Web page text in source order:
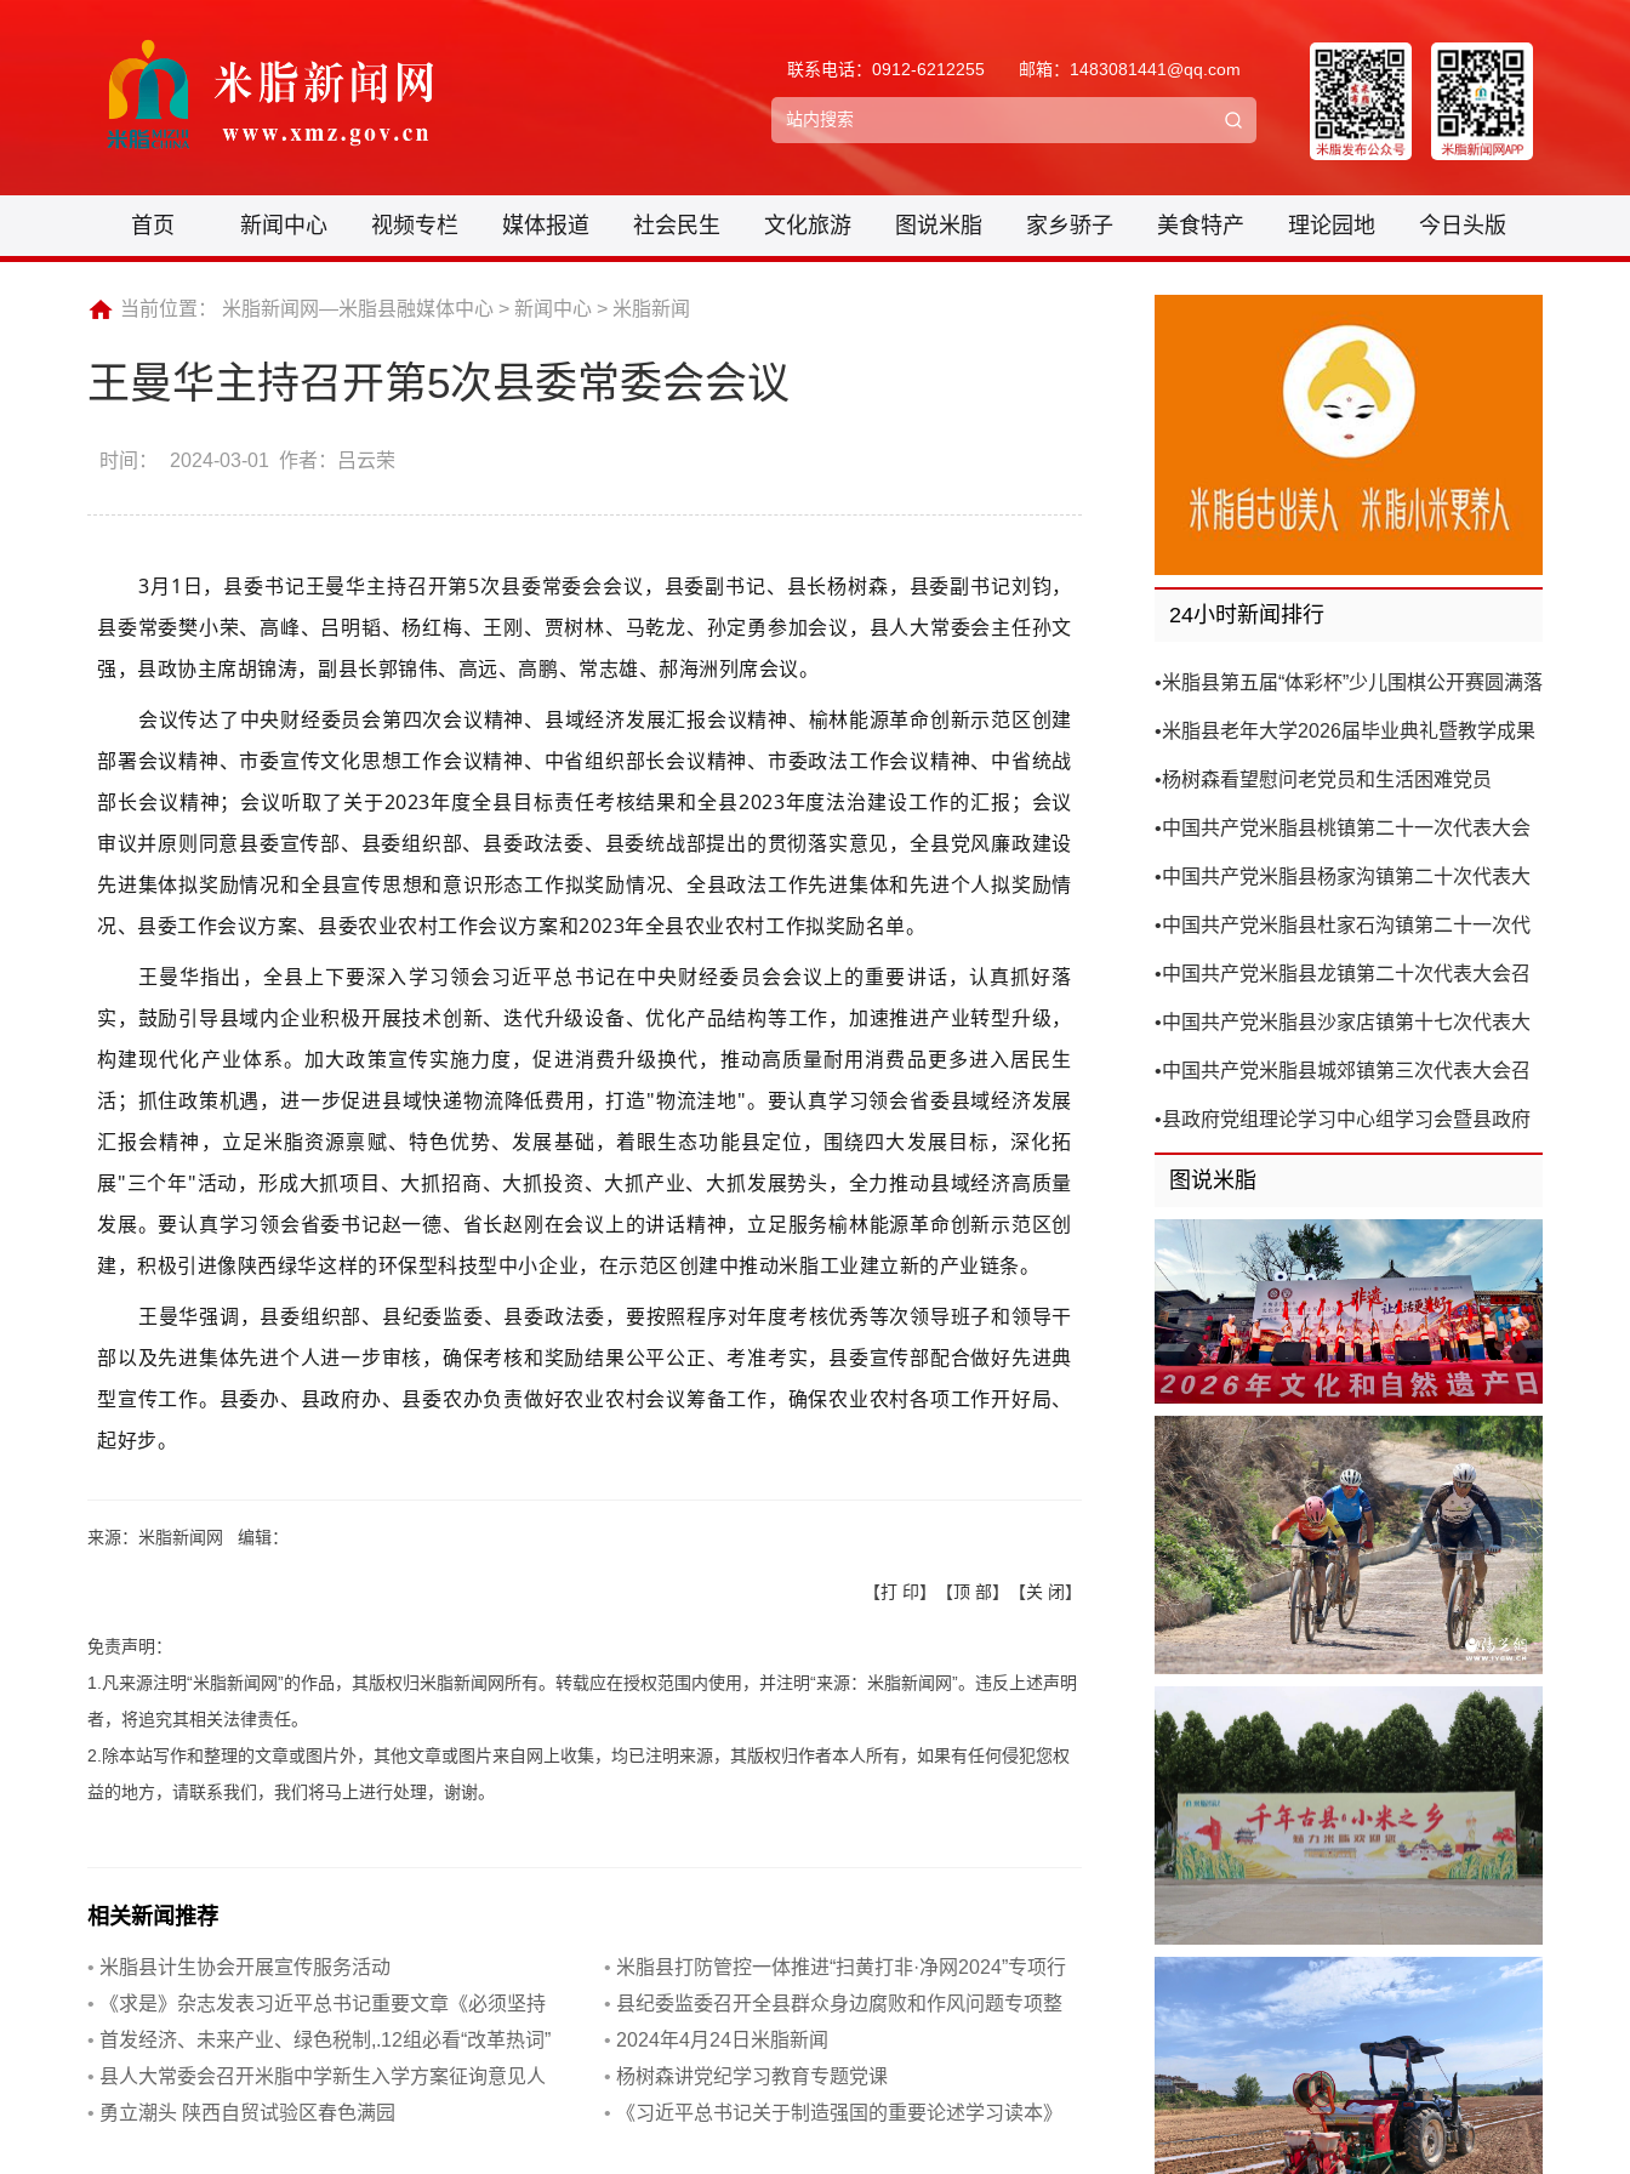
联系电话：0912-6212255 邮箱：1483081441@qq.com
首页 新闻中心 视频专栏 媒体报道 社会民生 文化旅游 图说米脂 家乡骄子 美食特产 理论园地 今日头版
当前位置： 米脂新闻网—米脂县融媒体中心 > 新闻中心 > 米脂新闻
王曼华主持召开第5次县委常委会会议
时间： 2024-03-01 作者：吕云荣
3月1日，县委书记王曼华主持召开第5次县委常委会会议，县委副书记、县长杨树森，县委副书记刘钧，
县委常委樊小荣、高峰、吕明韬、杨红梅、王刚、贾树林、马乾龙、孙定勇参加会议，县人大常委会主任孙文
强，县政协主席胡锦涛，副县长郭锦伟、高远、高鹏、常志雄、郝海洲列席会议。
会议传达了中央财经委员会第四次会议精神、县域经济发展汇报会议精神、榆林能源革命创新示范区创建
部署会议精神、市委宣传文化思想工作会议精神、中省组织部长会议精神、市委政法工作会议精神、中省统战
部长会议精神；会议听取了关于2023年度全县目标责任考核结果和全县2023年度法治建设工作的汇报 ；会议
审议并原则同意县委宣传部、县委组织部、县委政法委、县委统战部提出的贯彻落实意见， 全县党风廉政建设
先进集体拟奖励情况和全县宣传思想和意识形态工作拟奖励情况、全县政法工作先进集体和先进个人拟奖励情
况、县委工作会议方案、县委农业农村工作会议方案和2023年全县农业农村工作拟奖励名单。
王曼华指出，全县上下要深入学习领会习近平总书记在中央财经委员会会议上的重要讲话，认真抓好落
实，鼓励引导县域内企业积极开展技术创新、迭代升级设备、优化产品结构等工作，加速推进产业转型升级，
构建现代化产业体系。加大政策宣传实施力度，促进消费升级换代，推动高质量耐用消费品更多进入居民生
活；抓住政策机遇，进一步促进县域快递物流降低费用，打造"物流洼地"。要认真学习领会省委县域经济发展
汇报会精神，立足米脂资源禀赋、特色优势、发展基础，着眼生态功能县定位，围绕四大发展目标，深化拓
展"三个年"活动，形成大抓项目、大抓招商、大抓投资、大抓产业、大抓发展势头，全力推动县域经济高质量
发展。要认真学习领会省委书记赵一德、 省长赵刚在会议上的讲话精神，立足服务榆林能源革命创新示范区创
建，积极引进像陕西绿华这样的环保型科技型中小企业，在示范区创建中推动米脂工业建立新的产业链条。
王曼华强调，县委组织部、县纪委监委、县委政法委，要按照程序对年度考核优秀等次领导班子和领导干
部以及先进集体先进个人进一步审核，确保考核和奖励结果公平公正、考准考实，县委宣传部配合做好先进典
型宣传工作。县委办、县政府办、县委农办负责做好农业农村会议筹备工作，确保农业农村各项工作开好局、
起好步。
来源：米脂新闻网 编辑：
【打 印】【顶 部】【关 闭】
免责声明：
1.凡来源注明“米脂新闻网”的作品，其版权归米脂新闻网所有。转载应在授权范围内使用，并注明“来源：米脂新闻网”。违反上述声明
者，将追究其相关法律责任。
2.除本站写作和整理的文章或图片外，其他文章或图片来自网上收集，均已注明来源，其版权归作者本人所有，如果有任何侵犯您权
益的地方，请联系我们，我们将马上进行处理，谢谢。
相关新闻推荐
• 米脂县计生协会开展宣传服务活动 • 米脂县打防管控一体推进“扫黄打非·净网2024”专项行
动
•
《求是》杂志发表习近平总书记重要文章《必须坚持
自信自立》
• 县纪委监委召开全县群众身边腐败和作风问题专项整
治动员部署会
• 首发经济、未来产业、绿色税制,.12组必看“改革热词” • 2024年4月24日米脂新闻
• 县人大常委会召开米脂中学新生入学方案征询意见人
大代表座谈会
• 杨树森讲党纪学习教育专题党课
• 勇立潮头 陕西自贸试验区春色满园 •
《习近平总书记关于制造强国的重要论述学习读本》
24小时新闻排行
•米脂县第五届“体彩杯”少儿围棋公开赛圆满落
•米脂县老年大学2026届毕业典礼暨教学成果
•杨树森看望慰问老党员和生活困难党员
•中国共产党米脂县桃镇第二十一次代表大会
•中国共产党米脂县杨家沟镇第二十次代表大
•中国共产党米脂县杜家石沟镇第二十一次代
•中国共产党米脂县龙镇第二十次代表大会召
•中国共产党米脂县沙家店镇第十七次代表大
•中国共产党米脂县城郊镇第三次代表大会召
•县政府党组理论学习中心组学习会暨县政府
第8次党组（扩大）会议召开
图说米脂